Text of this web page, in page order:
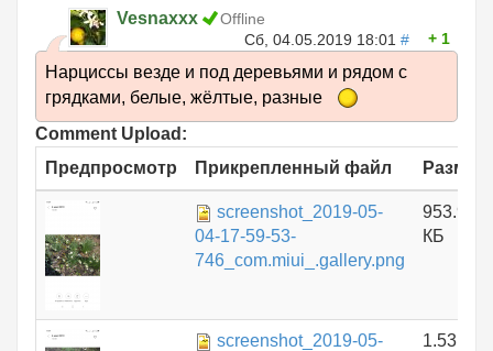
Vesnaxxx
Offline
Сб, 04.05.2019 18:01 # 1
Нарциссы везде и под деревьями и рядом с
грядками, белые, жёлтые, разные
Comment Upload:
Предпросмотр
Прикрепленный файл Размер
screenshot_2019-05-
04-17-59-53-
746_com.miui_.gallery.png
953.96
КБ
screenshot_2019-05-
1.53 МБ